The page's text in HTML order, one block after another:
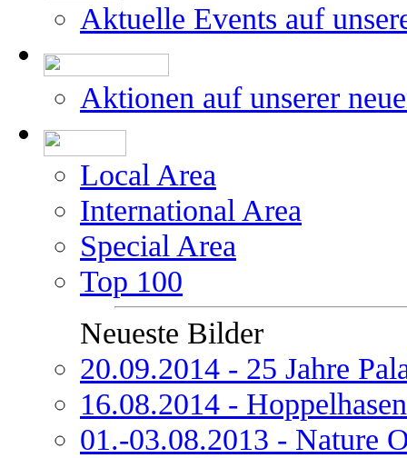
Aktuelle Events auf
Aktionen auf unserer
Local Area
International Area
Special Area
Top 100
Neueste Bilder
20.09.2014 - 25 Jahre
16.08.2014 -
01.-03.08.2013 - Nature